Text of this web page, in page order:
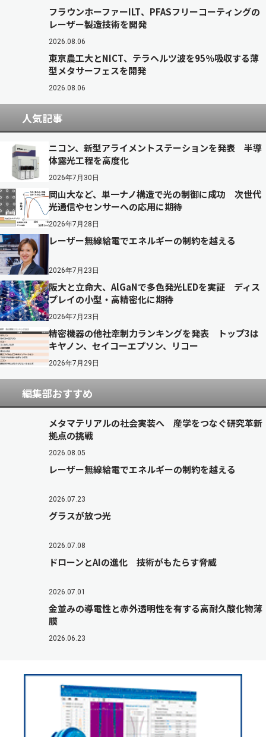
フラウンホーファーILT、PFASフリーコーティングの
レーザー製造技術を開発
2026.08.06
東京農工大とNICT、テラヘルツ波を95％吸収する薄
型メタサーフェスを開発
2026.08.06
人気記事
ニコン、新型アライメントステーションを発表 半導
体露光工程を高度化
2026年7月30日
岡山大など、単一ナノ構造で光の制御に成功 次世代
光通信やセンサーへの応用に期待
2026年7月28日
レーザー無線給電でエネルギーの制約を越える
2026年7月23日
阪大と立命大、AlGaNで多色発光LEDを実証 ディス
プレイの小型・高精密化に期待
2026年7月23日
精密機器の他社牽制力ランキングを発表 トップ3は
キヤノン、セイコーエプソン、リコー
2026年7月29日
編集部おすすめ
メタマテリアルの社会実装へ 産学をつなぐ研究革新
拠点の挑戦
2026.08.05
レーザー無線給電でエネルギーの制約を越える
2026.07.23
グラスが放つ光
2026.07.08
ドローンとAIの進化 技術がもたらす脅威
2026.07.01
金並みの導電性と赤外透明性を有する高耐久酸化物薄
膜
2026.06.23